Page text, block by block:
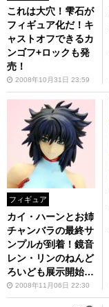
これは大穴！雫石が
フィギュア化だ！キ
ャストオフできるカ
ンゴフ+ロックも発
売！
2008年10月31日 23:59
フィギュア
カイ・ハーンとお姉
チャンバラの最終サ
ンプルが到着！鏡音
レン・リンのねんど
ろいども展示開始
だ！2008年11月06日 22:30